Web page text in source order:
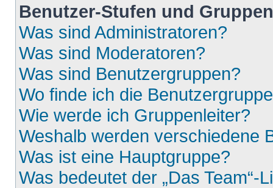
Benutzer-Stufen und Gruppen
Was sind Administratoren?
Was sind Moderatoren?
Was sind Benutzergruppen?
Wo finde ich die
Wie werde ich Gruppenleiter?
Weshalb werden verschiedene
Was ist eine Hauptgruppe?
Was bedeutet der „Das Team“-